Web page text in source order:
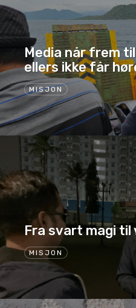
MISJON
Media når frem
ellers ikke får
MISJON
Fra svart magi til